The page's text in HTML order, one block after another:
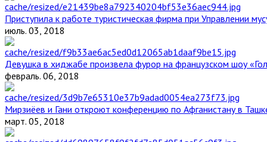
Приступила к работе туристическая фирма при Управлении
июль. 03, 2018
Девушка в хиджабе произвела фурор на французском шоу
февраль. 06, 2018
Мирзиёев и Гани откроют конференцию по Афганистану в
март. 05, 2018